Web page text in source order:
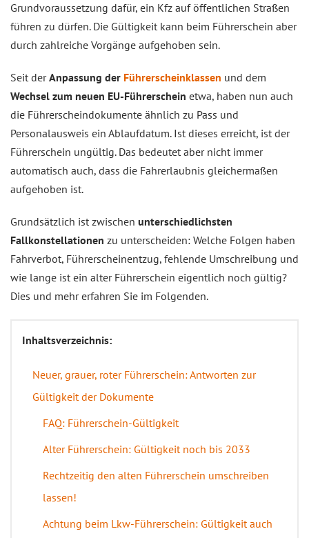
Grundvoraussetzung dafür, ein Kfz auf öffentlichen Straßen
führen zu dürfen. Die Gültigkeit kann beim Führerschein aber
durch zahlreiche Vorgänge aufgehoben sein.
Seit derAnpassung der Führerscheinklassen und dem
Wechsel zum neuen EU-Führerschein etwa, haben nun auch
die Führerscheindokumente ähnlich zu Pass und
Personalausweis ein Ablaufdatum. Ist dieses erreicht, ist der
Führerschein ungültig. Das bedeutet aber nicht immer
automatisch auch, dass die Fahrerlaubnis gleichermaßen
aufgehoben ist.
Grundsätzlich ist zwischen unterschiedlichsten
Fallkonstellationen zu unterscheiden: Welche Folgen haben
Fahrverbot, Führerscheinentzug, fehlende Umschreibung und
wie lange ist ein alter Führerschein eigentlich noch gültig?
Dies und mehr erfahren Sie im Folgenden.
Inhaltsverzeichnis:
Neuer, grauer, roter Führerschein: Antworten zur
Gültigkeit der Dokumente
FAQ: Führerschein-Gültigkeit
Alter Führerschein: Gültigkeit noch bis 2033
Rechtzeitig den alten Führerschein umschreiben
lassen!
Achtung beim Lkw-Führerschein: Gültigkeit auch